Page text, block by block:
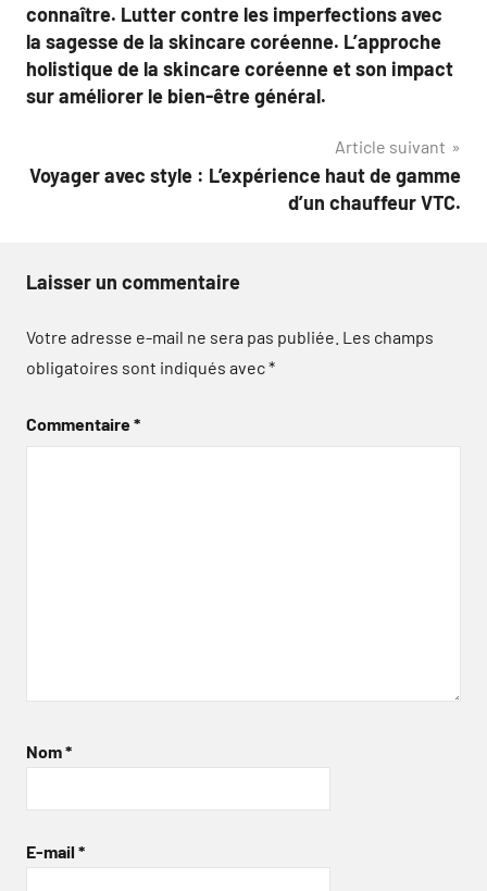
connaître. Lutter contre les imperfections avec
la sagesse de la skincare coréenne. L’approche
holistique de la skincare coréenne et son impact
sur améliorer le bien-être général.
Article suivant
Voyager avec style : L’expérience haut de gamme
d’un chauffeur VTC.
Laisser un commentaire
Votre adresse e-mail ne sera pas publiée. Les champs
obligatoires sont indiqués avec*
Commentaire*
Nom*
E-mail *